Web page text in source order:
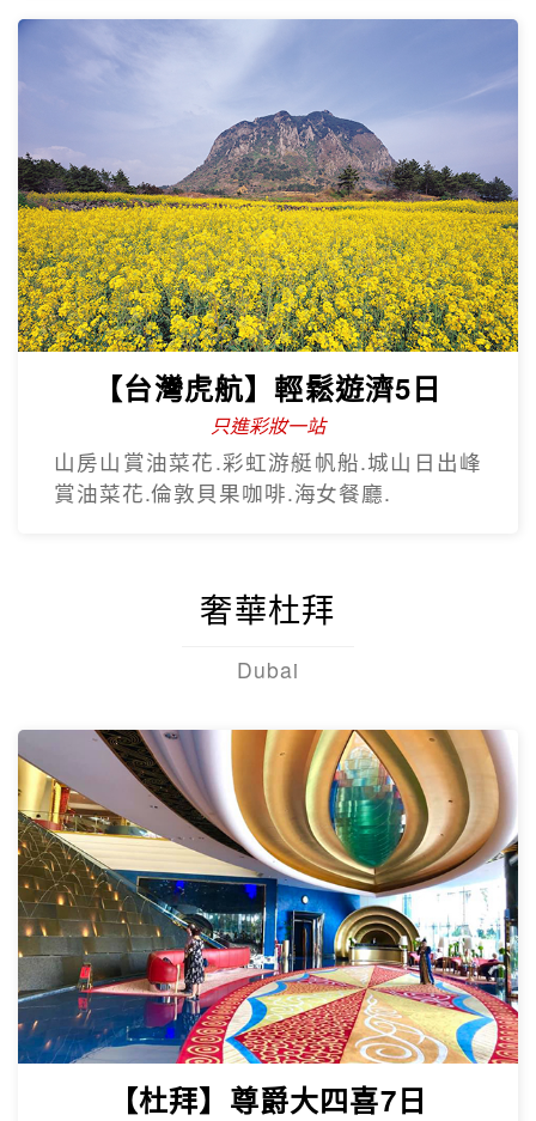
【台灣虎航】輕鬆遊濟5日
只進彩妝一站
山房山賞油菜花.彩虹游艇帆船.城山日出峰
賞油菜花.倫敦貝果咖啡.海女餐廳.
奢華杜拜
Dubai
【杜拜】尊爵大四喜7日